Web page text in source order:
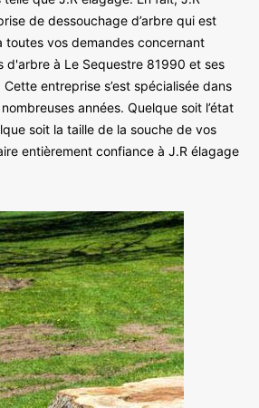
de dessouchage d’arbre qui est
toutes vos demandes concernant
d'arbre à Le Sequestre 81990 et ses
entreprise s’est spécialisée dans
années. Quelque soit l’état
soit la taille de la souche de vos
entièrement confiance à J.R élagage